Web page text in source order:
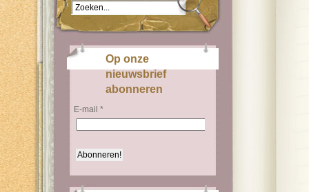
Op onze
nieuwsbrief
abonneren
E-mail *